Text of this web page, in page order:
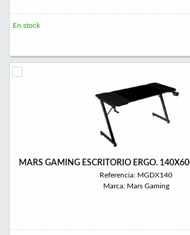
En stock
MARS GAMING ESCRITORIO ERGO.
Referencia: MGDX140
Marca: Mars Gaming